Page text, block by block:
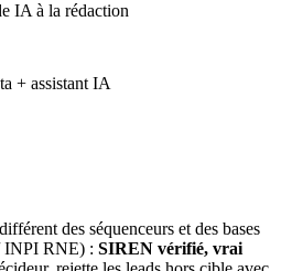
IA à la rédaction
+ assistant IA
des séquenceurs et des bases
INPI RNE) : SIREN vérifié, vrai